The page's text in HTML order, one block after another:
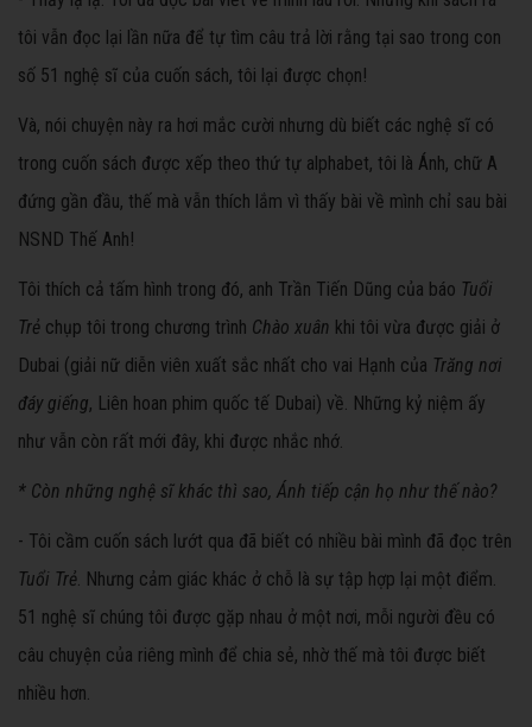
tôi vẫn đọc lại lần nữa để tự tìm câu trả lời rằng tại sao trong con
số 51 nghệ sĩ của cuốn sách, tôi lại được chọn!
Và, nói chuyện này ra hơi mắc cười nhưng dù biết các nghệ sĩ có
trong cuốn sách được xếp theo thứ tự alphabet, tôi là Ánh, chữ A
đứng gần đầu, thế mà vẫn thích lắm vì thấy bài về mình chỉ sau bài
NSND Thế Anh!
Tôi thích cả tấm hình trong đó, anh Trần Tiến Dũng của báo Tuổi
Trẻ chụp tôi trong chương trình Chào xuân khi tôi vừa được giải ở
Dubai (giải nữ diễn viên xuất sắc nhất cho vai Hạnh của Trăng nơi
đáy giếng, Liên hoan phim quốc tế Dubai) về. Những kỷ niệm ấy
như vẫn còn rất mới đây, khi được nhắc nhớ.
* Còn những nghệ sĩ khác thì sao, Ánh tiếp cận họ như thế nào?
- Tôi cầm cuốn sách lướt qua đã biết có nhiều bài mình đã đọc trên
Tuổi Trẻ. Nhưng cảm giác khác ở chỗ là sự tập hợp lại một điểm.
51 nghệ sĩ chúng tôi được gặp nhau ở một nơi, mỗi người đều có
câu chuyện của riêng mình để chia sẻ, nhờ thế mà tôi được biết
nhiều hơn.